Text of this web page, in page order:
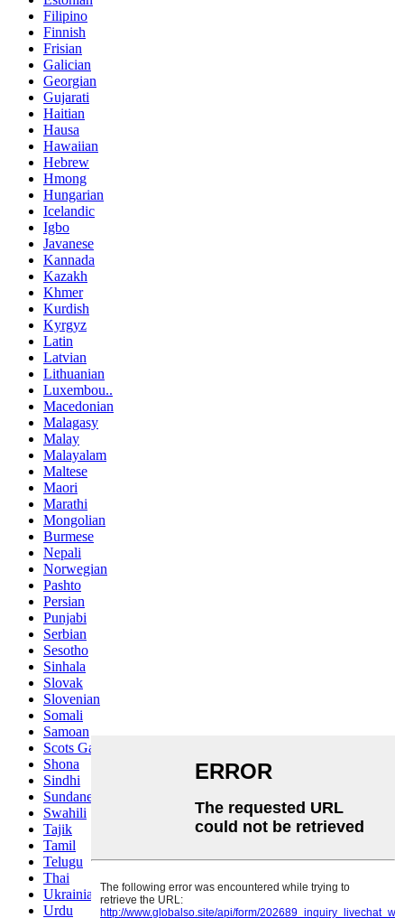
Filipino
Finnish
Frisian
Galician
Georgian
Gujarati
Haitian
Hausa
Hawaiian
Hebrew
Hmong
Hungarian
Icelandic
Igbo
Javanese
Kannada
Kazakh
Khmer
Kurdish
Kyrgyz
Latin
Latvian
Lithuanian
Luxembou..
Macedonian
Malagasy
Malay
Malayalam
Maltese
Maori
Marathi
Mongolian
Burmese
Nepali
Norwegian
Pashto
Persian
Punjabi
Serbian
Sesotho
Sinhala
Slovak
Slovenian
Somali
Samoan
Scots Gaelic
Shona
Sindhi
Sundanese
Swahili
Tajik
Tamil
Telugu
Thai
Ukrainian
Urdu